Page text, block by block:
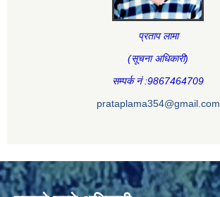
प्रताप लामा
(सूचना अधिकारी)
सम्पर्क नं :9867464709
prataplama354@gmail.com